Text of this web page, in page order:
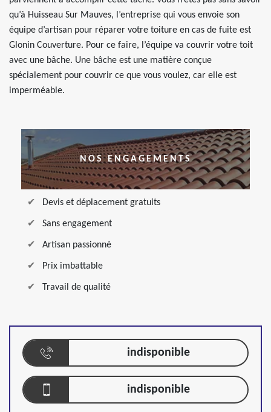
qu’à Huisseau Sur Mauves, l’entreprise qui vous envoie son
équipe d’artisan pour réparer votre toiture en cas de fuite est
Glonin Couverture. Pour ce faire, l’équipe va couvrir votre toit
avec une bâche. Une bâche est une matière conçue
spécialement pour couvrir ce que vous voulez, car elle est
imperméable.
NOS ENGAGEMENTS
Devis et déplacement gratuits
Sans engagement
Artisan passionné
Prix imbattable
Travail de qualité
indisponible
indisponible